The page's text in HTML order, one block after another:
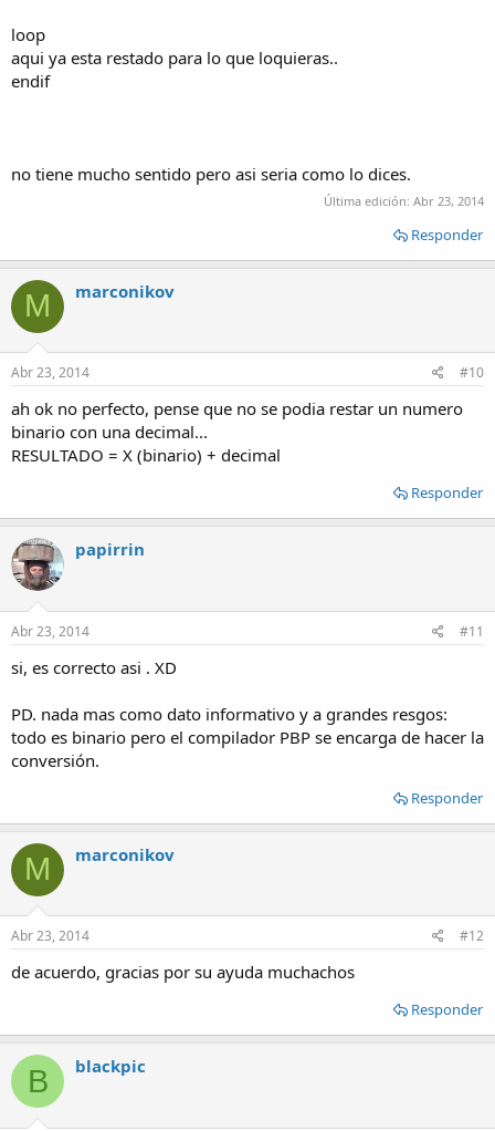
loop
aqui ya esta restado para lo que loquieras..
endif
no tiene mucho sentido pero asi seria como lo dices.
Última edición: Abr 23, 2014
Responder
M marconikov
Abr 23, 2014 #10
ah ok no perfecto, pense que no se podia restar un numero
binario con una decimal...
RESULTADO = X (binario) + decimal
Responder
papirrin
Abr 23, 2014 #11
si, es correcto asi . XD
PD. nada mas como dato informativo y a grandes resgos:
todo es binario pero el compilador PBP se encarga de hacer la
conversión.
Responder
M marconikov
Abr 23, 2014 #12
de acuerdo, gracias por su ayuda muchachos
Responder
B blackpic